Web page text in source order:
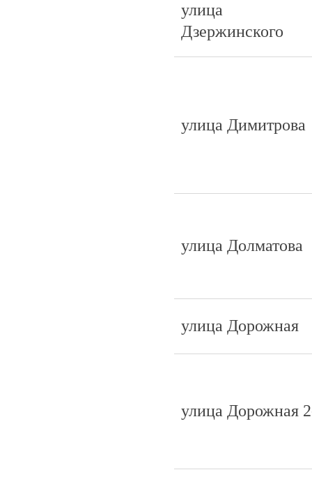
улица
Дзержинского
улица Димитрова
улица Долматова
улица Дорожная
улица Дорожная